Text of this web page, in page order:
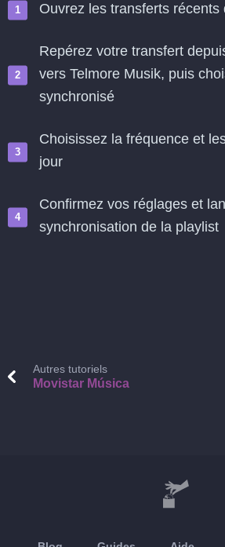
Ouvrez les transferts récents
Repérez votre transfert
vers Telmore Musik, puis
synchronisé
Choisissez la fréquence et
jour
Confirmez vos réglages et
synchronisation de la playlist
Autres tutoriels
Movistar Música